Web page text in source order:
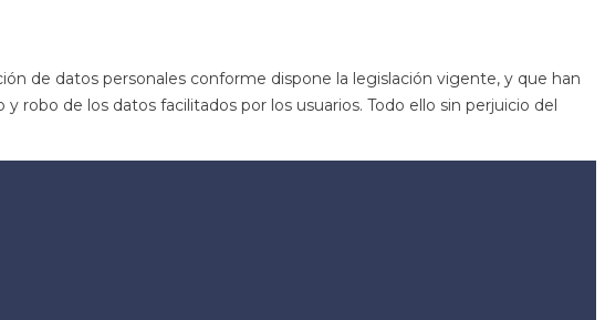
de datos personales conforme dispone la legislación vigente, y que han
robo de los datos facilitados por los usuarios. Todo ello sin perjuicio del